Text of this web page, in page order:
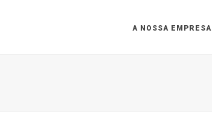
A NOSSA EMPRESA